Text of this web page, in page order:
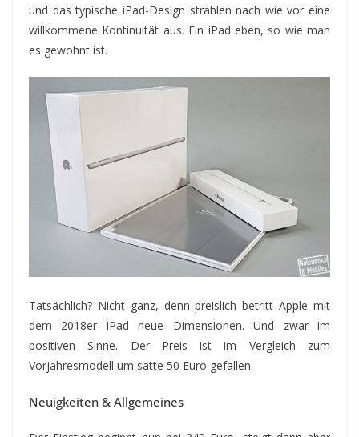
und das typische iPad-Design strahlen nach wie vor eine
willkommene Kontinuität aus. Ein iPad eben, so wie man
es gewohnt ist.
Tatsächlich? Nicht ganz, denn preislich betritt Apple mit
dem 2018er iPad neue Dimensionen. Und zwar im
positiven Sinne. Der Preis ist im Vergleich zum
Vorjahresmodell um satte 50 Euro gefallen.
Neuigkeiten & Allgemeines